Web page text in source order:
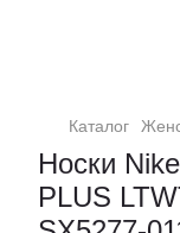
Каталог
Носки
PLUS